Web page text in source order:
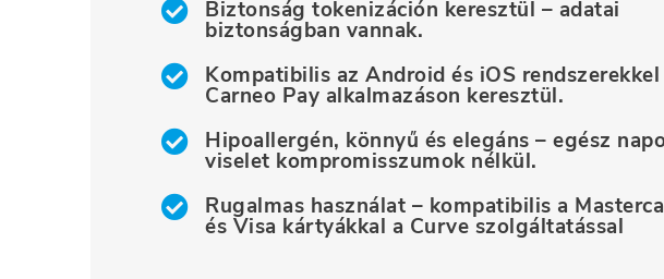
Biztonság tokenizáción keresztül – adatai
biztonságban vannak.
Kompatibilis az Android és iOS rendszerekkel
Carneo Pay alkalmazáson keresztül.
Hipoallergén, könnyű és elegáns – egész
viselet kompromisszumok nélkül.
Rugalmas használat – kompatibilis a
és Visa kártyákkal a Curve szolgáltatással